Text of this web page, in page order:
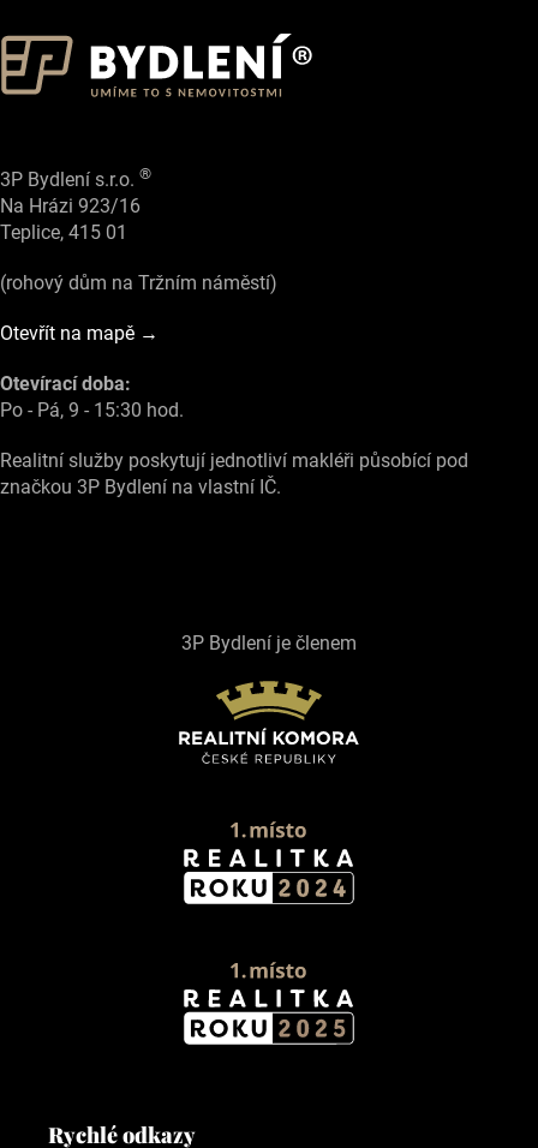
3P Bydlení s.r.o. ®
Na Hrázi 923/16
Teplice, 415 01
(rohový dům na Tržním náměstí)
Otevřít na mapě →
Otevírací doba:
Po - Pá, 9 - 15:30 hod.
Realitní služby poskytují jednotliví makléři působící pod
značkou 3P Bydlení na vlastní IČ.
3P Bydlení je členem
Rychlé odkazy